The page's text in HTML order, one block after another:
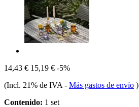
14,43 € 15,19 € -5%
(Incl. 21% de IVA - Más gastos de envío )
Contenido: 1 set